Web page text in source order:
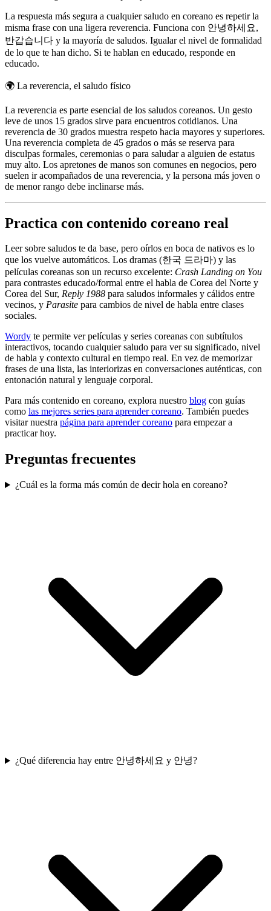
La respuesta más segura a cualquier saludo en coreano es repetir la
misma frase con una ligera reverencia. Funciona con 안녕하세요,
반갑습니다 y la mayoría de saludos. Igualar el nivel de formalidad
de lo que te han dicho. Si te hablan en educado, responde en
educado.
🌍 La reverencia, el saludo físico
La reverencia es parte esencial de los saludos coreanos. Un gesto
leve de unos 15 grados sirve para encuentros cotidianos. Una
reverencia de 30 grados muestra respeto hacia mayores y superiores.
Una reverencia completa de 45 grados o más se reserva para
disculpas formales, ceremonias o para saludar a alguien de estatus
muy alto. Los apretones de manos son comunes en negocios, pero
suelen ir acompañados de una reverencia, y la persona más joven o
de menor rango debe inclinarse más.
Practica con contenido coreano real
Leer sobre saludos te da base, pero oírlos en boca de nativos es lo
que los vuelve automáticos. Los dramas (한국 드라마) y las
películas coreanas son un recurso excelente: Crash Landing on You
para contrastes educado/formal entre el habla de Corea del Norte y
Corea del Sur, Reply 1988 para saludos informales y cálidos entre
vecinos, y Parasite para cambios de nivel de habla entre clases
sociales.
Wordy te permite ver películas y series coreanas con subtítulos
interactivos, tocando cualquier saludo para ver su significado, nivel
de habla y contexto cultural en tiempo real. En vez de memorizar
frases de una lista, las interiorizas en conversaciones auténticas, con
entonación natural y lenguaje corporal.
Para más contenido en coreano, explora nuestro blog con guías
como las mejores series para aprender coreano. También puedes
visitar nuestra página para aprender coreano para empezar a
practicar hoy.
Preguntas frecuentes
¿Cuál es la forma más común de decir hola en coreano?
¿Qué diferencia hay entre 안녕하세요 y 안녕?